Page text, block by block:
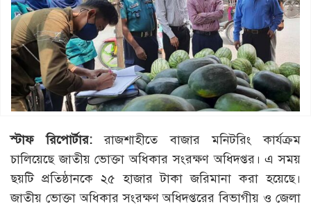
স্টাফ রিপোর্টার: রাজশাহীতে বাজার মনিটরিং কার্যক্রম
চালিয়েছে জাতীয় ভোক্তা অধিকার সংরক্ষণ অধিদপ্তর। এ সময়
ছয়টি প্রতিষ্ঠানকে ২৫ হাজার টাকা জরিমানা করা হয়েছে।
জাতীয় ভোক্তা অধিকার সংরক্ষণ অধিদপ্তরের বিভাগীয় ও জেলা